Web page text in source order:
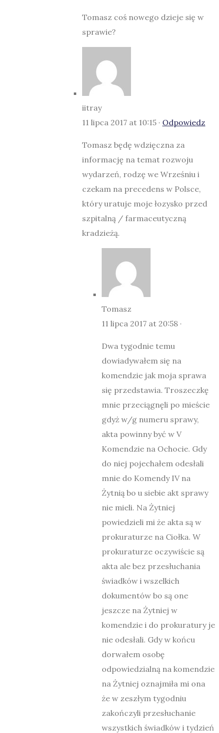
Tomasz coś nowego dzieje się w
sprawie?
iitray
11 lipca 2017 at 10:15 · Odpowiedz
Tomasz będę wdzięczna za
informację na temat rozwoju
wydarzeń, rodzę we Wrześniu i
czekam na precedens w Polsce,
który uratuje moje łozysko przed
szpitalną / farmaceutyczną
kradzieżą.
Tomasz
11 lipca 2017 at 20:58 ·
Dwa tygodnie temu
dowiadywałem się na
komendzie jak moja sprawa
się przedstawia. Troszeczkę
mnie przeciągnęli po mieście
gdyż w/g numeru sprawy,
akta powinny być w V
Komendzie na Ochocie. Gdy
do niej pojechałem odesłali
mnie do Komendy IV na
Żytnią bo u siebie akt sprawy
nie mieli. Na Żytniej
powiedzieli mi że akta są w
prokuraturze na Ciołka. W
prokuraturze oczywiście są
akta ale bez przesłuchania
świadków i wszelkich
dokumentów bo są one
jeszcze na Żytniej w
komendzie i do prokuratury je
nie odesłali. Gdy w końcu
dorwałem osobę
odpowiedzialną na komendzie
na Żytniej oznajmiła mi ona
że w zeszłym tygodniu
zakończyli przesłuchanie
wszystkich świadków i tydzień